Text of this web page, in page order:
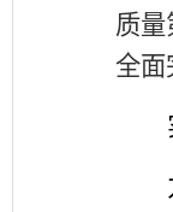
质量
全面